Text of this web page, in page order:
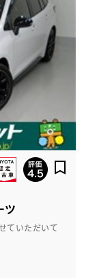
ツ
ていただいて